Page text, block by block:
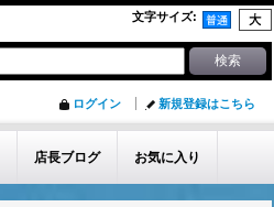
文字サイズ:
ログイン 新規登録はこちら
店長ブログ お気に入り